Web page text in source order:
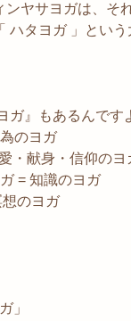
ヤサヨガは、そ
ハタヨガ 」とい
ガ』もあるんです
のヨガ
・献身・信仰のヨ
= 知識のヨガ
のヨガ
」